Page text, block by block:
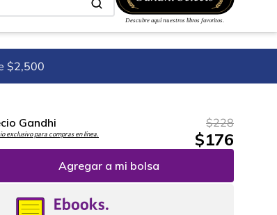
$2,500
Gandhi
exclusivo para compras en línea.
$228
$176
Agregar a mi bolsa